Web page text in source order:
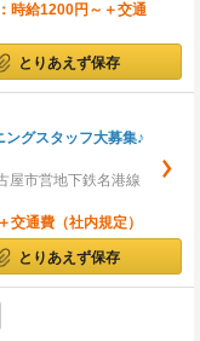
時給1200円～＋交通
とりあえず保存
グスタッフ大募集♪
屋市営地下鉄名港線
通費（社内規定）
とりあえず保存